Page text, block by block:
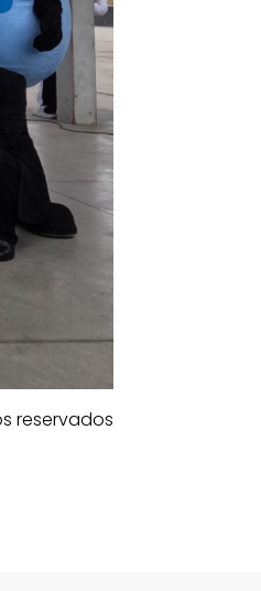
reservados